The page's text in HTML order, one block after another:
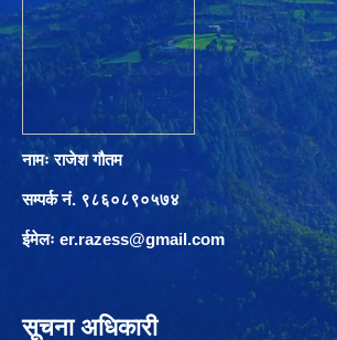
नामः राजेश गौतम
सम्पर्क नं. ९८६०८९०५७४
ईमेलः er.razess@gmail.com
सूचना अधिकारी